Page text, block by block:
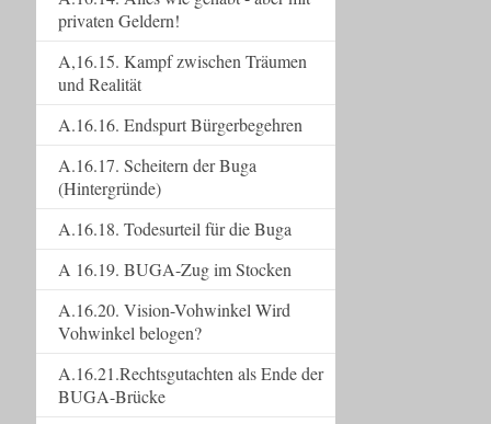
privaten Geldern!
A,16.15. Kampf zwischen Träumen
und Realität
A.16.16. Endspurt Bürgerbegehren
A.16.17. Scheitern der Buga
(Hintergründe)
A.16.18. Todesurteil für die Buga
A 16.19. BUGA-Zug im Stocken
A.16.20. Vision-Vohwinkel Wird
Vohwinkel belogen?
A.16.21.Rechtsgutachten als Ende der
BUGA-Brücke